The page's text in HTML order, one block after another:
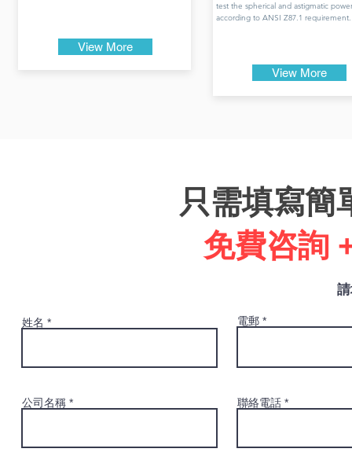
View More
test the spherical and astigmatic power
according to ANSI Z87.1 requirement.
View More
只需填寫簡
免費咨詢
姓名 電郵
公司名稱 聯絡電話